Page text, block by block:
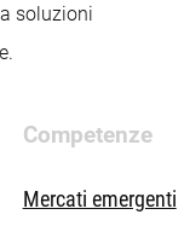
soluzioni
Competenze
Mercati emergenti